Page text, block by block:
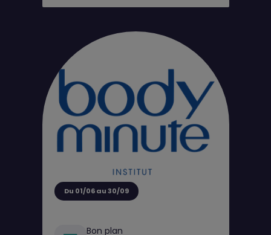
Du 01/06 au 30/09
Bon plan